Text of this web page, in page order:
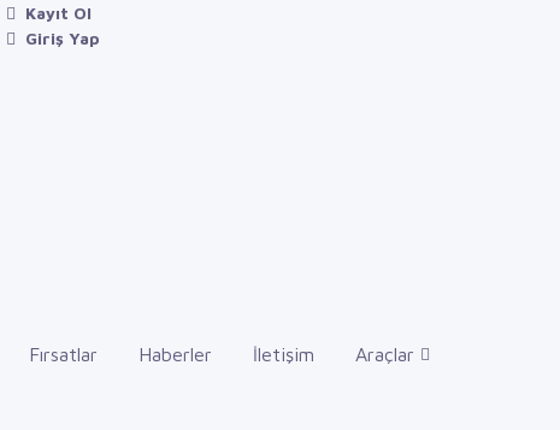
Kayıt Ol
Giriş Yap
Fırsatlar Haberler İletişim Araçlar